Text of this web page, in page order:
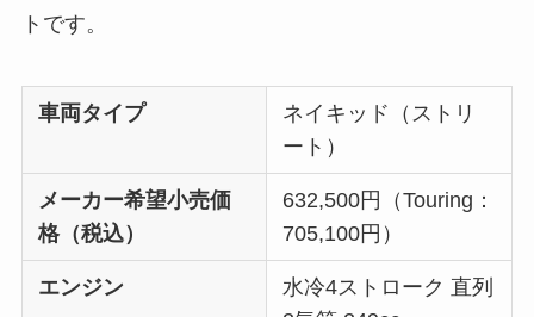
トです。
車両タイプ
ネイキッド（ストリ
ート）
メーカー希望小売価
格（税込）
632,500円（Touring：
705,100円）
エンジン
水冷4ストローク 直列